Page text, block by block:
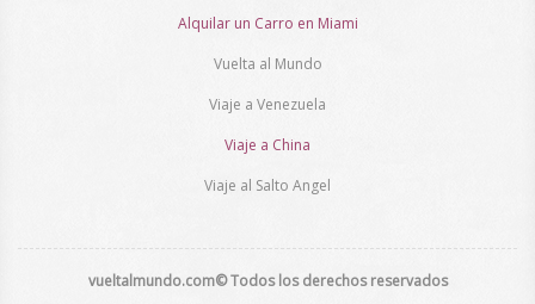
Alquilar un Carro en Miami
Vuelta al Mundo
Viaje a Venezuela
Viaje a China
Viaje al Salto Angel
vueltalmundo.com© Todos los derechos reservados